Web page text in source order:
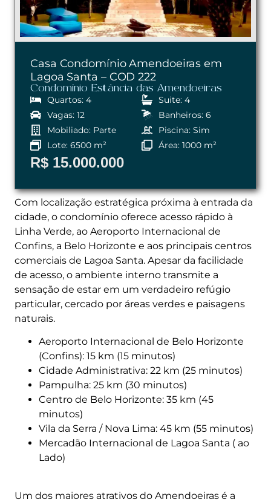
Casa Condomínio Amendoeiras em
Lagoa Santa – COD 222
Condomínio Estância das Amendoeiras
Quartos: 4
Vagas: 12
Mobiliado: Parte
Lote: 6500 m²
Suite: 4
Banheiros: 6
Piscina: Sim
Área: 1000 m²
R$ 15.000.000
Com localização estratégica próxima à entrada da
cidade, o condomínio oferece acesso rápido à
Linha Verde, ao Aeroporto Internacional de
Confins, a Belo Horizonte e aos principais centros
comerciais de Lagoa Santa. Apesar da facilidade
de acesso, o ambiente interno transmite a
sensação de estar em um verdadeiro refúgio
particular, cercado por áreas verdes e paisagens
naturais.
Aeroporto Internacional de Belo Horizonte
(Confins): 15 km (15 minutos)
Cidade Administrativa: 22 km (25 minutos)
Pampulha: 25 km (30 minutos)
Centro de Belo Horizonte: 35 km (45
minutos)
Vila da Serra / Nova Lima: 45 km (55 minutos)
Mercadão Internacional de Lagoa Santa ( ao
Lado)
Um dos maiores atrativos do Amendoeiras é a